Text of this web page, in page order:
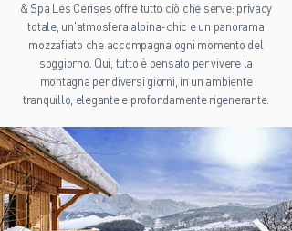
& Spa Les Cerises offre tutto ciò che serve: privacy
totale, un'atmosfera alpina-chic e un panorama
mozzafiato che accompagna ogni momento del
soggiorno. Qui, tutto è pensato per vivere la
montagna per diversi giorni, in un ambiente
tranquillo, elegante e profondamente rigenerante.